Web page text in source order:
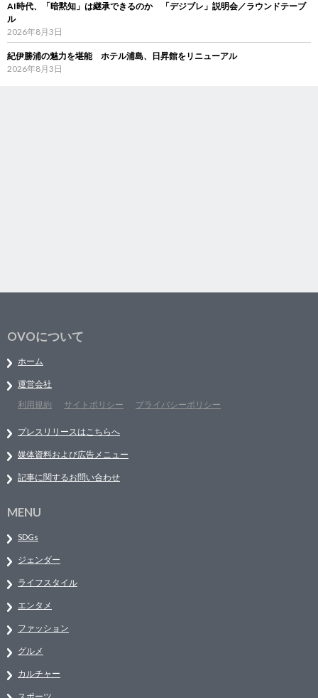
AI時代、「暗黙知」は継承できるのか 「デジブレ」説明会／ラウンドテーブ
ル
2026年8月3日
紀伊勝浦の魅力を堪能 ホテル浦島、日昇館をリニューアル
2026年8月3日
OVOについて
ホーム
運営会社
利用規約
サイトポリシー プライバシーポリシー
プレスリリースはこちらへ
媒体資料および広告メニュー
記事に関するお問い合わせ
MENU
SDGs
ジェンダー
ライフスタイル
エンタメ
ファッション
グルメ
カルチャー